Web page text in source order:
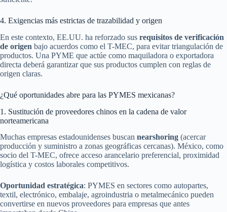
4. Exigencias más estrictas de trazabilidad y origen
En este contexto, EE.UU. ha reforzado sus requisitos de verificación
de origen bajo acuerdos como el T-MEC, para evitar triangulación de
productos. Una PYME que actúe como maquiladora o exportadora
directa deberá garantizar que sus productos cumplen con reglas de
origen claras.
¿Qué oportunidades abre para las PYMES mexicanas?
1. Sustitución de proveedores chinos en la cadena de valor
norteamericana
Muchas empresas estadounidenses buscan nearshoring (acercar
producción y suministro a zonas geográficas cercanas). México, como
socio del T-MEC, ofrece acceso arancelario preferencial, proximidad
logística y costos laborales competitivos.
Oportunidad estratégica: PYMES en sectores como autopartes,
textil, electrónico, embalaje, agroindustria o metalmecánico pueden
convertirse en nuevos proveedores para empresas que antes